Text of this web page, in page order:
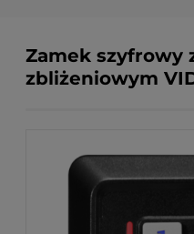
Zamek szyfrowy
zbliżeniowym